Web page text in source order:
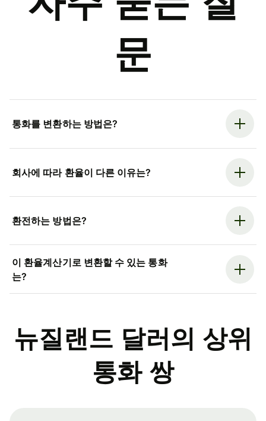
문
통화를 변환하는 방법은?
회사에 따라 환율이 다른 이유는?
환전하는 방법은?
이 환율계산기로 변환할 수 있는 통화
는?
뉴질랜드 달러의 상위
통화 쌍